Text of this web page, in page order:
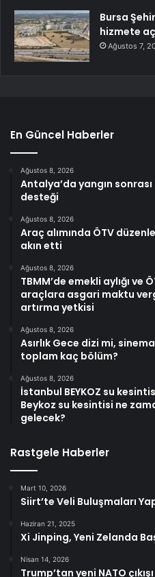
Bursa
hizmete
Ağustos 7,
En Güncel Haberler
Ağustos 8, 2026
Antalya’da yangın
desteği
Ağustos 8, 2026
Araç alımında ÖTV
akın etti
Ağustos 8, 2026
TBMM’de emekli aylığı ve
araçlara asgari maktu
artırma yetkisi
Ağustos 8, 2026
Asırlık Gece dizi mi,
toplam kaç bölüm?
Ağustos 8, 2026
İstanbul BEYKOZ su
Beykoz su kesintisi ne
gelecek?
Rastgele Haberler
Mart 10, 2026
Siirt’te Veli Buluşmaları
Haziran 21, 2025
Xi Jinping, Yeni Zelanda
Nisan 14, 2026
Trump’tan yeni NATO çıkışı